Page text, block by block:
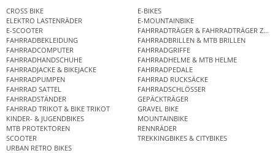
CROSS BIKE
E-BIKES
ELEKTRO LASTENRÄDER
E-MOUNTAINBIKE
E-SCOOTER
FAHRRADTRÄGER & FAHRRADTRÄGER
FAHRRADBEKLEIDUNG
FAHRRADBRILLEN & MTB BRILLEN
FAHRRADCOMPUTER
FAHRRADGRIFFE
FAHRRADHANDSCHUHE
FAHRRADHELME & MTB HELME
FAHRRADJACKE & BIKEJACKE
FAHRRADPEDALE
FAHRRADPUMPEN
FAHRRAD RUCKSÄCKE
FAHRRAD SATTEL
FAHRRADSCHLÖSSER
FAHRRADSTÄNDER
GEPÄCKTRÄGER
FAHRRAD TRIKOT & BIKE TRIKOT
GRAVEL BIKE
KINDER- & JUGENDBIKES
MOUNTAINBIKE
MTB PROTEKTOREN
RENNRÄDER
SCOOTER
TREKKINGBIKES & CITYBIKES
URBAN RETRO BIKES